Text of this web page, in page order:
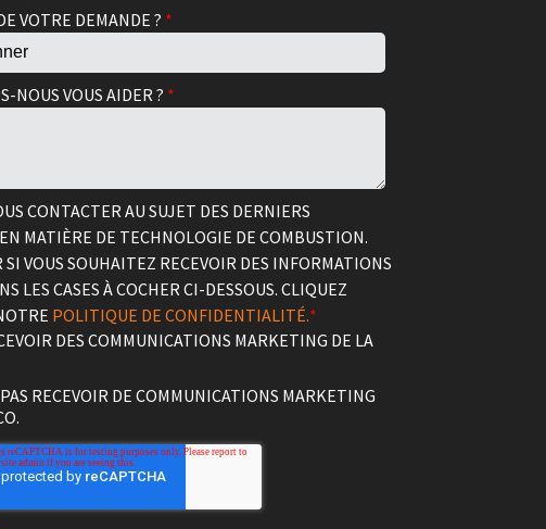
VOTRE DEMANDE ? *
NOUS VOUS AIDER ? *
CONTACTER AU SUJET DES DERNIERS
MATIÈRE DE TECHNOLOGIE DE COMBUSTION.
VOUS SOUHAITEZ RECEVOIR DES INFORMATIONS
LES CASES À COCHER CI-DESSOUS. CLIQUEZ
POLITIQUE DE CONFIDENTIALITÉ.*
DES COMMUNICATIONS MARKETING DE LA
RECEVOIR DE COMMUNICATIONS MARKETING